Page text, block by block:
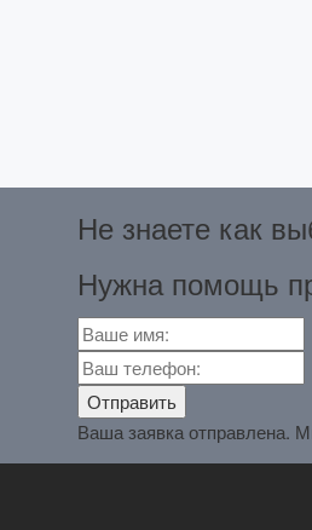
Не знаете как
Нужна помощь
Ваша заявка отправлена.